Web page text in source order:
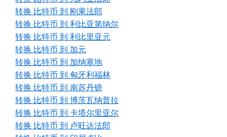
转换 比特币 到 刚果法郎
转换 比特币 到 利比亚第纳尔
转换 比特币 到 利比里亚元
转换 比特币 到 加元
转换 比特币 到 加纳塞地
转换 比特币 到 匈牙利福林
转换 比特币 到 南苏丹镑
转换 比特币 到 博茨瓦纳普拉
转换 比特币 到 卡塔尔里亚尔
转换 比特币 到 卢旺达法郎